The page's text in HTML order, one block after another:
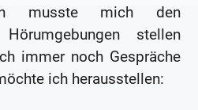
musste mich den
Hörumgebungen stellen
immer noch Gespräche
ich herausstellen: